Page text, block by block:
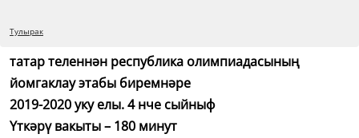
Тулырак
татар теленнән республика олимпиадасының
йомгаклау этабы биремнәре
2019-2020 уку елы. 4 нче сыйныф
Үткәрү вакыты – 180 минут